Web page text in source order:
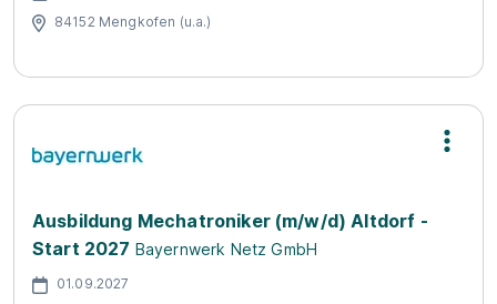
84152 Mengkofen (u.a.)
Ausbildung Mechatroniker (m/w/d) Altdorf -
Start 2027 Bayernwerk Netz GmbH
01.09.2027